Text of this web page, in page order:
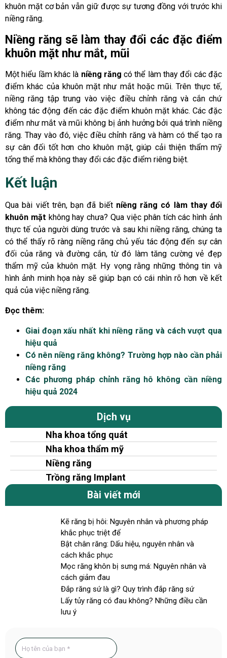
khuôn mặt cơ bản vẫn giữ được sự tương đồng với trước khi
niềng răng.
Niềng răng sẽ làm thay đổi các đặc điểm
khuôn mặt như mắt, mũi
Một hiểu lầm khác là niềng răng có thể làm thay đổi các đặc
điểm khác của khuôn mặt như mắt hoặc mũi. Trên thực tế,
niềng răng tập trung vào việc điều chỉnh răng và cắn chứ
không tác động đến các đặc điểm khuôn mặt khác. Các đặc
điểm như mắt và mũi không bị ảnh hưởng bởi quá trình niềng
răng. Thay vào đó, việc điều chỉnh răng và hàm có thể tạo ra
sự cân đối tốt hơn cho khuôn mặt, giúp cải thiện thẩm mỹ
tổng thể mà không thay đổi các đặc điểm riêng biệt.
Kết luận
Qua bài viết trên, bạn đã biết niềng răng có làm thay đổi
khuôn mặt không hay chưa? Qua việc phân tích các hình ảnh
thực tế của người dùng trước và sau khi niềng răng, chúng ta
có thể thấy rõ ràng niềng răng chủ yếu tác động đến sự cân
đối của răng và đường cắn, từ đó làm tăng cường vẻ đẹp
thẩm mỹ của khuôn mặt. Hy vọng rằng những thông tin và
hình ảnh minh họa này sẽ giúp bạn có cái nhìn rõ hơn về kết
quả của việc niềng răng.
Đọc thêm:
Giai đoạn xấu nhất khi niềng răng và cách vượt qua
hiệu quả
Có nên niềng răng không? Trường hợp nào cần phải
niềng răng
Các phương pháp chỉnh răng hô không cần niềng
hiệu quả 2024
Dịch vụ
Nha khoa tổng quát
Nha khoa thẩm mỹ
Niềng răng
Trồng răng Implant
Bài viết mới
Kẽ răng bị hôi: Nguyên nhân và phương pháp
khắc phục triệt để
Bật chân răng: Dấu hiệu, nguyên nhân và
cách khắc phục
Mọc răng khôn bị sưng má: Nguyên nhân và
cách giảm đau
Đắp răng sứ là gì? Quy trình đắp răng sứ
Lấy tủy răng có đau không? Những điều cần
lưu ý